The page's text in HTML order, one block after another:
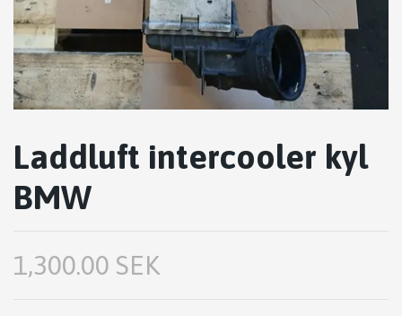
Laddluft intercooler kyl
BMW
1,300.00 SEK